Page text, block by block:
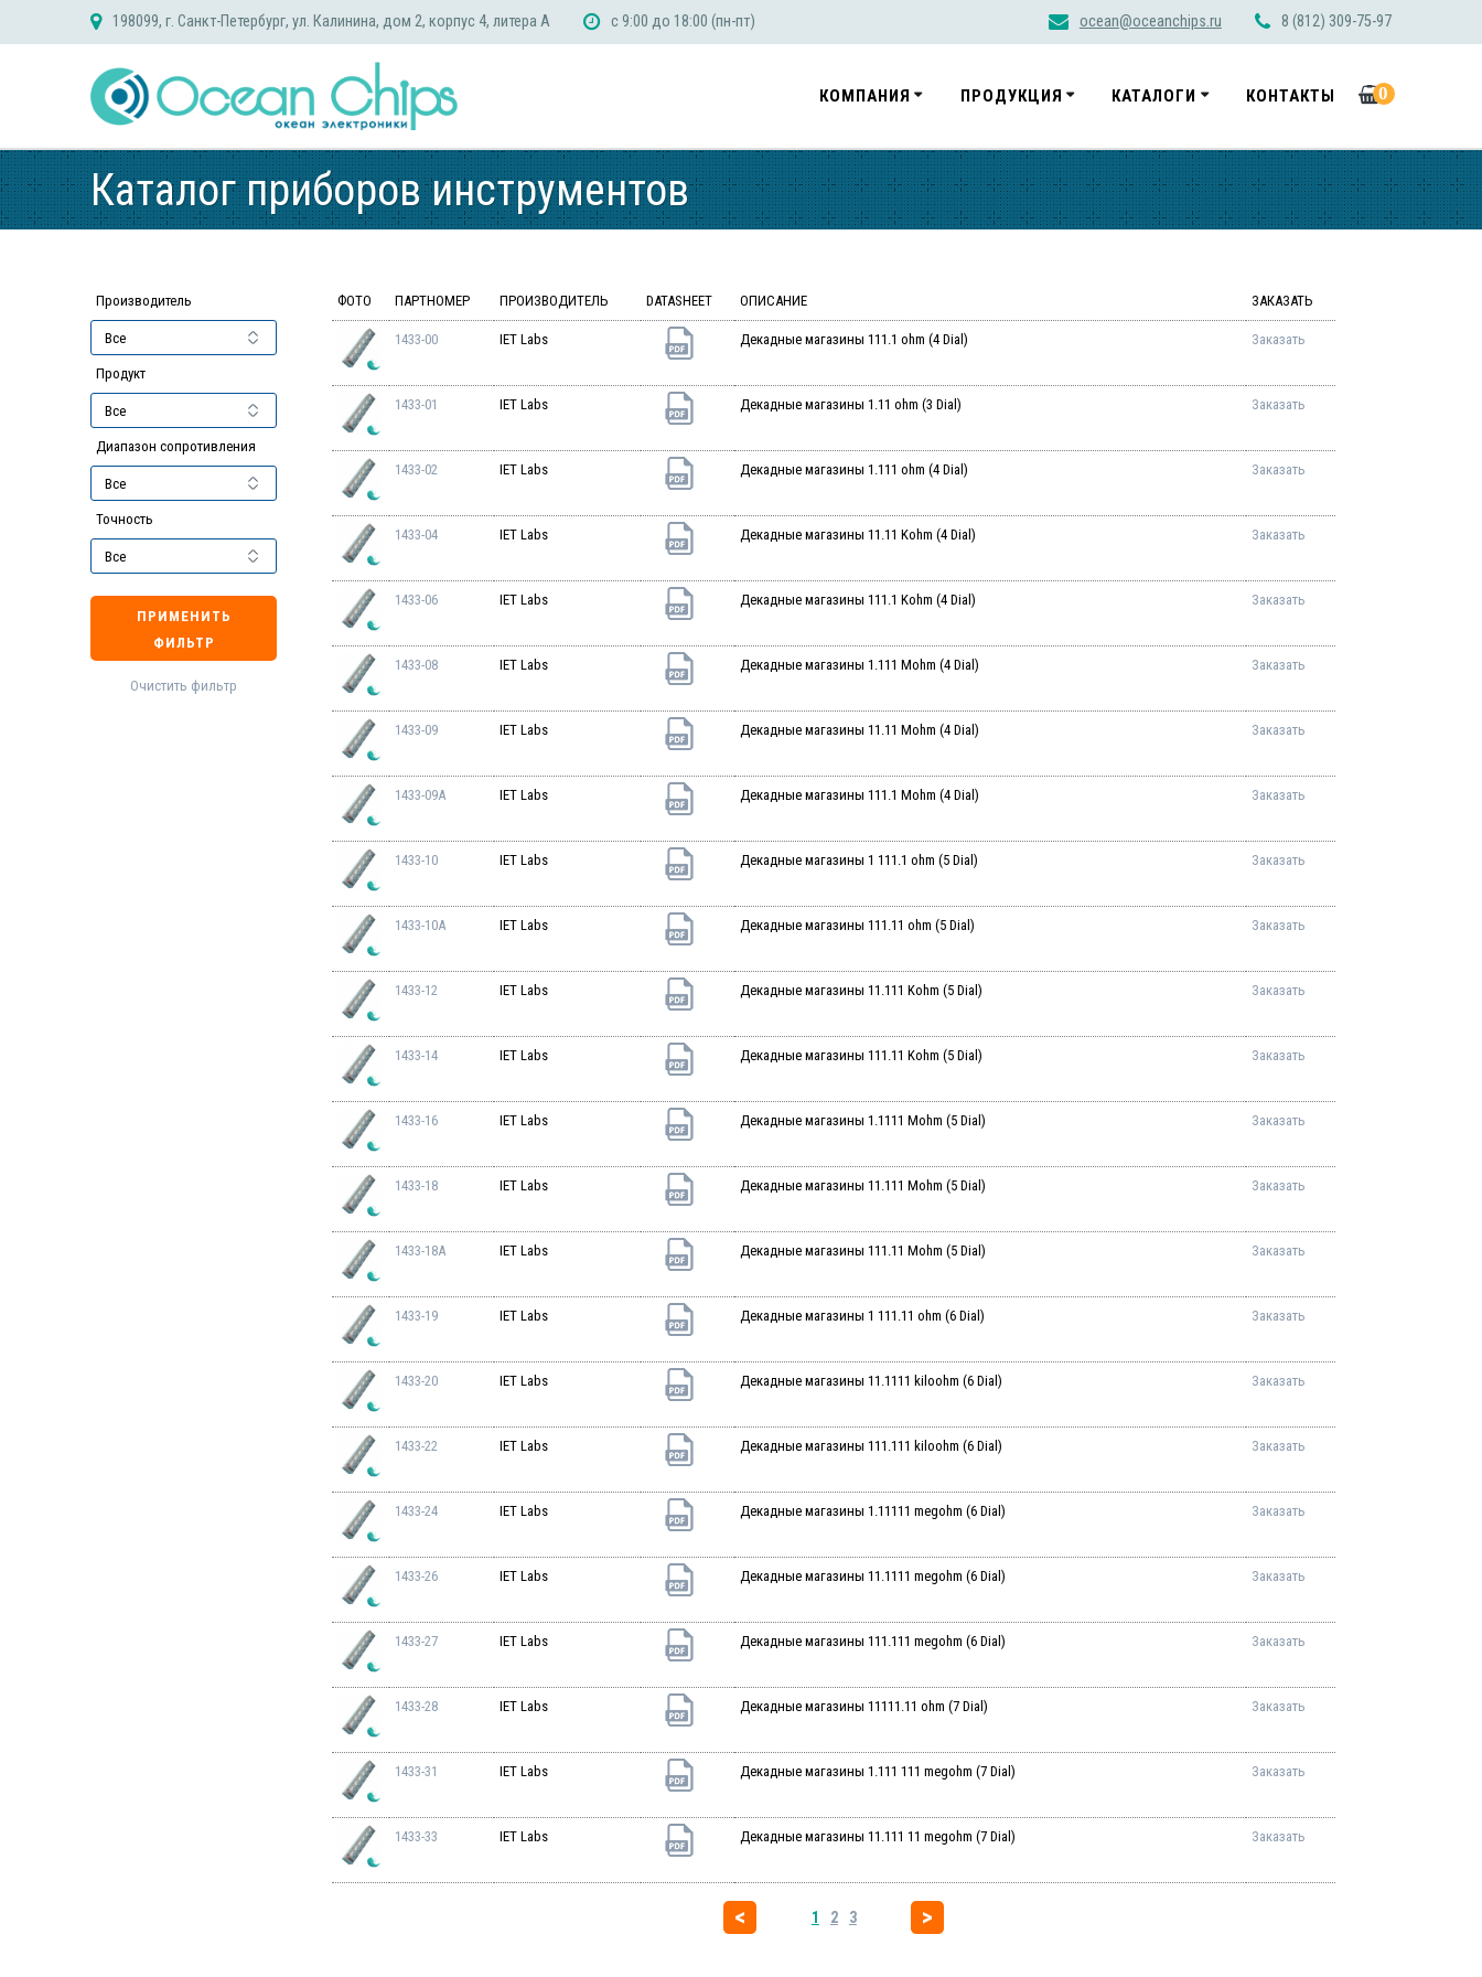
198099, г. Санкт-Петербург, ул. Калинина, дом 2, корпус 4, литера А с 9:00 до 18:00 (пн-пт) ocean@oceanchips.ru 8 (812) 309-75-97
КОМПАНИЯ ПРОДУКЦИЯ КАТАЛОГИ КОНТАКТЫ 0
Каталог приборов инструментов
Производитель
Продукт
Диапазон сопротивления
Точность
ПРИМЕНИТЬ
ФИЛЬТР
Очистить фильтр
ФОТО ПАРТНОМЕР ПРОИЗВОДИТЕЛЬ DATASHEET ОПИСАНИЕ ЗАКАЗАТЬ
1433-00 IET Labs Декадные магазины 111.1 ohm (4 Dial) Заказать
1433-01 IET Labs Декадные магазины 1.11 ohm (3 Dial) Заказать
1433-02 IET Labs Декадные магазины 1.111 ohm (4 Dial) Заказать
1433-04 IET Labs Декадные магазины 11.11 Kohm (4 Dial) Заказать
1433-06 IET Labs Декадные магазины 111.1 Kohm (4 Dial) Заказать
1433-08 IET Labs Декадные магазины 1.111 Mohm (4 Dial) Заказать
1433-09 IET Labs Декадные магазины 11.11 Mohm (4 Dial) Заказать
1433-09A IET Labs Декадные магазины 111.1 Mohm (4 Dial) Заказать
1433-10 IET Labs Декадные магазины 1 111.1 ohm (5 Dial) Заказать
1433-10A IET Labs Декадные магазины 111.11 ohm (5 Dial) Заказать
1433-12 IET Labs Декадные магазины 11.111 Kohm (5 Dial) Заказать
1433-14 IET Labs Декадные магазины 111.11 Kohm (5 Dial) Заказать
1433-16 IET Labs Декадные магазины 1.1111 Mohm (5 Dial) Заказать
1433-18 IET Labs Декадные магазины 11.111 Mohm (5 Dial) Заказать
1433-18A IET Labs Декадные магазины 111.11 Mohm (5 Dial) Заказать
1433-19 IET Labs Декадные магазины 1 111.11 ohm (6 Dial) Заказать
1433-20 IET Labs Декадные магазины 11.1111 kiloohm (6 Dial) Заказать
1433-22 IET Labs Декадные магазины 111.111 kiloohm (6 Dial) Заказать
1433-24 IET Labs Декадные магазины 1.11111 megohm (6 Dial) Заказать
1433-26 IET Labs Декадные магазины 11.1111 megohm (6 Dial) Заказать
1433-27 IET Labs Декадные магазины 111.111 megohm (6 Dial) Заказать
1433-28 IET Labs Декадные магазины 11111.11 ohm (7 Dial) Заказать
1433-31 IET Labs Декадные магазины 1.111 111 megohm (7 Dial) Заказать
1433-33 IET Labs Декадные магазины 11.111 11 megohm (7 Dial) Заказать
1 2 3